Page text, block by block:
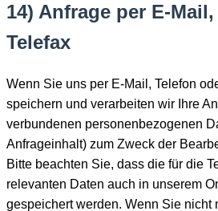
14) Anfrage per E-
Telefax
Wenn Sie uns per E-Mail, Telefon
speichern und verarbeiten wir Ihre
verbundenen personenbezogenen
Anfrageinhalt) zum Zweck der
Bitte beachten Sie, dass die für die
relevanten Daten auch in unserem
gespeichert werden. Wenn Sie nicht